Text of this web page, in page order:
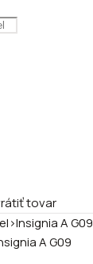
tovar
›Insignia A G09
A G09